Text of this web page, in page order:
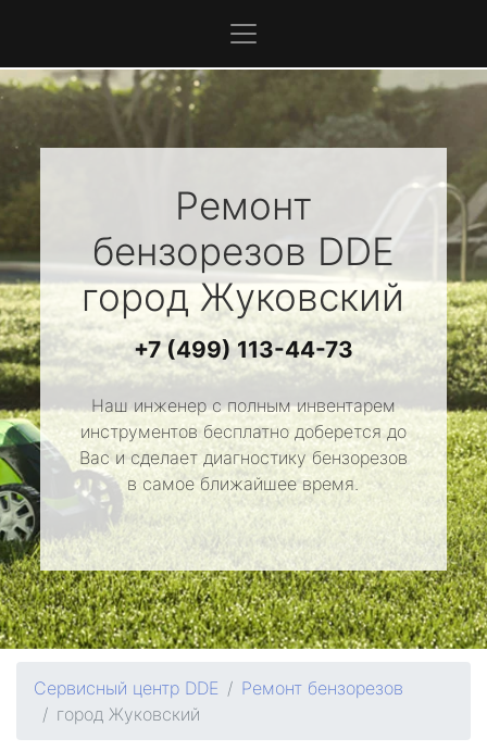
Ремонт
бензорезов DDE
город Жуковский
+7 (499) 113-44-73
Наш инженер с полным инвентарем
инструментов бесплатно доберется до
Вас и сделает диагностику бензорезов
в самое ближайшее время.
Сервисный центр DDE
Ремонт бензорезов
город Жуковский